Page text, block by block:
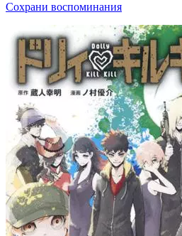
Сохрани воспоминания